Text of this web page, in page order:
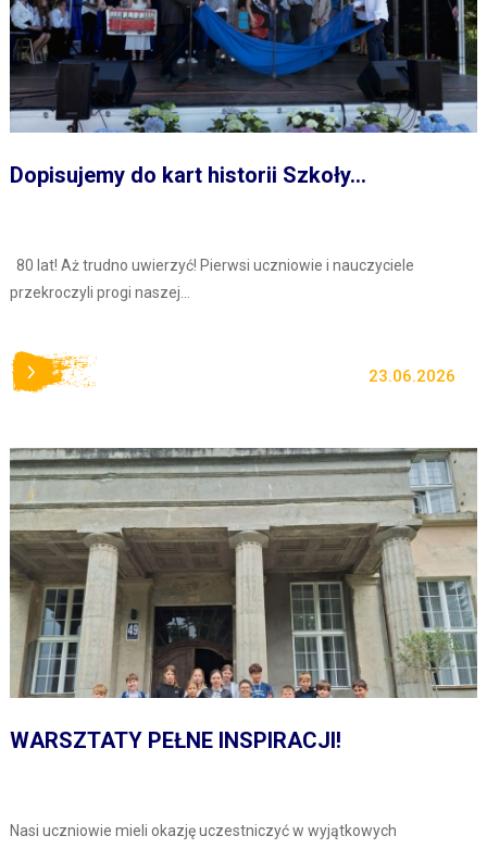
23.06.2026
Dopisujemy do kart historii Szkoły...
80 lat! Aż trudno uwierzyć! Pierwsi uczniowie i nauczyciele
przekroczyli progi naszej...
WARSZTATY PEŁNE INSPIRACJI!
Nasi uczniowie mieli okazję uczestniczyć w wyjątkowych